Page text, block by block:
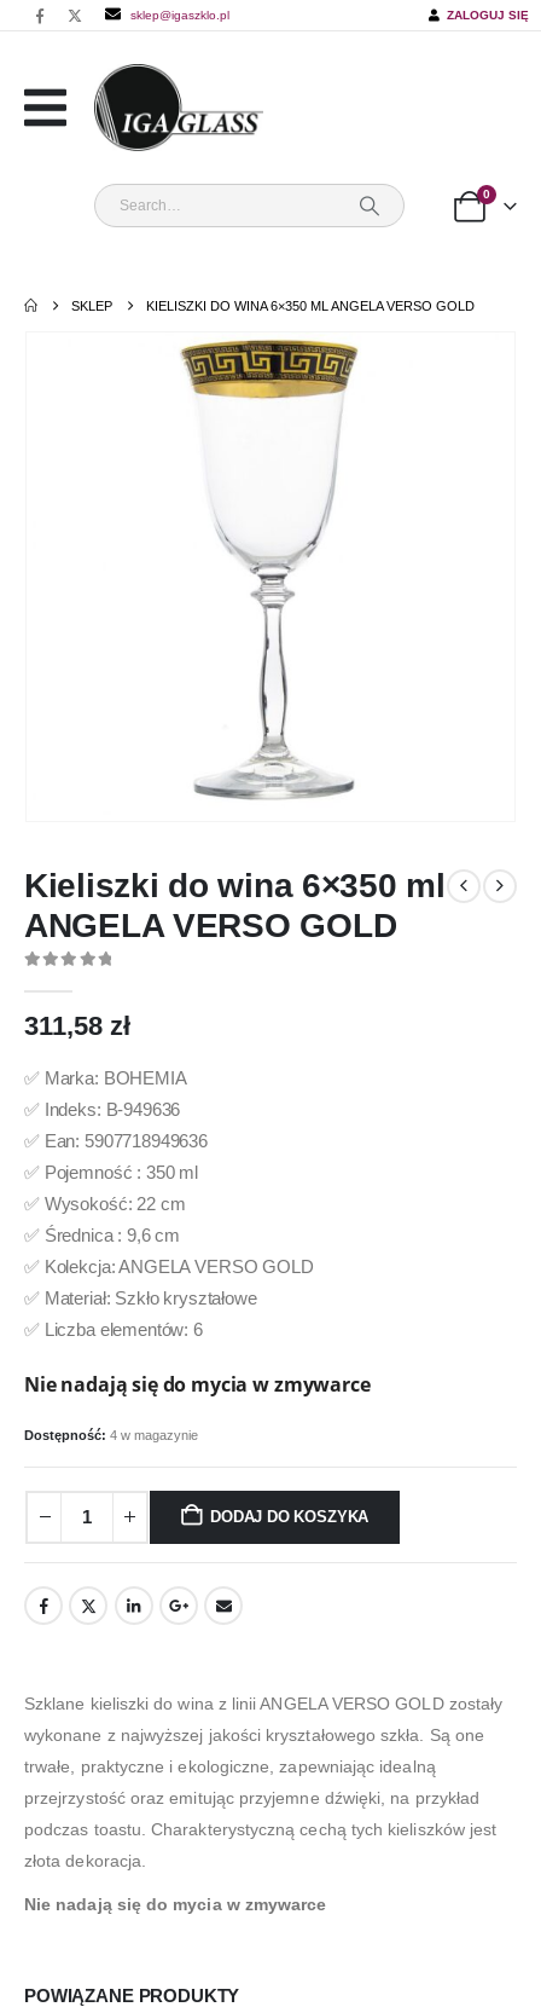
sklep@igaszklo.pl ZALOGUJ SIĘ
0
SKLEP KIELISZKI DO WINA 6×350 ML ANGELA VERSO GOLD
Kieliszki do wina 6×350 ml
ANGELA VERSO GOLD
311,58 zł
✅ Marka: BOHEMIA
✅ Indeks: B-949636
✅ Ean: 5907718949636
✅ Pojemność : 350 ml
✅ Wysokość: 22 cm
✅ Średnica : 9,6 cm
✅ Kolekcja: ANGELA VERSO GOLD
✅ Materiał: Szkło kryształowe
✅ Liczba elementów: 6
Nie nadają się do mycia w zmywarce
Dostępność: 4 w magazynie
DODAJ DO KOSZYKA
Szklane kieliszki do wina z linii ANGELA VERSO GOLD zostały
wykonane z najwyższej jakości kryształowego szkła. Są one
trwałe, praktyczne i ekologiczne, zapewniając idealną
przejrzystość oraz emitując przyjemne dźwięki, na przykład
podczas toastu. Charakterystyczną cechą tych kieliszków jest
złota dekoracja.
Nie nadają się do mycia w zmywarce
POWIĄZANE PRODUKTY